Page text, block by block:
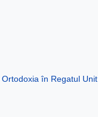
Ortodoxia în Regatul Unit